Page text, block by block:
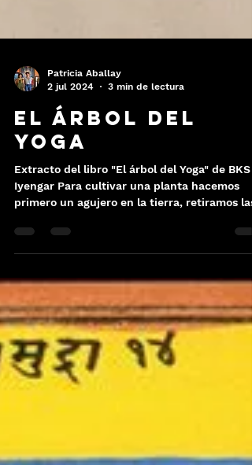
Patricia Aballay
2 jul 2024
3 min de lectura
El árbol del
Yoga
Extracto del libro "El árbol del Yoga" de BKS
primero un agujero en la tierra, retiramos